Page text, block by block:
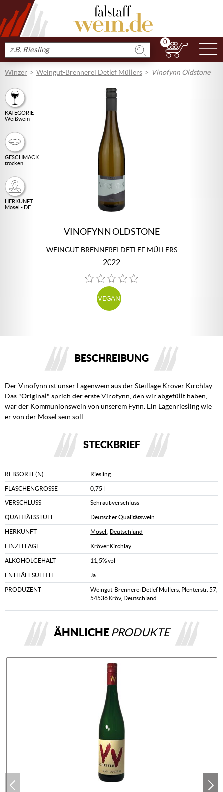
Produkt
suchen
0
Winzer Weingut-Brennerei Detlef Müllers Vinofynn Oldstone
KATEGORIE
Weißwein
GESCHMACK
trocken
HERKUNFT
Mosel - DE
VINOFYNN OLDSTONE
WEINGUT-BRENNEREI DETLEF MÜLLERS
2022
VEGAN
BESCHREIBUNG
Der Vinofynn ist unser Lagenwein aus der Steillage Kröver Kirchlay.
Das "Original" sprich der erste Vinofynn, den wir abgefüllt haben,
war der Kommunionswein von unserem Fynn. Ein Lagenriesling wie
er von der Mosel sein soll....
STECKBRIEF
REBSORTE(N) Riesling
FLASCHENGRÖSSE 0,75 l
VERSCHLUSS Schraubverschluss
QUALITÄTSSTUFE Deutscher Qualitätswein
HERKUNFT Mosel Deutschland
EINZELLAGE Kröver Kirchlay
ALKOHOLGEHALT 11,5% vol
ENTHÄLT SULFITE Ja
PRODUZENT
Weingut-Brennerei Detlef Müllers, Plenterstr. 57,
54536 Kröv, Deutschland
ÄHNLICHE PRODUKTE